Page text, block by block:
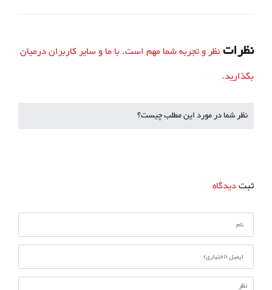
نظراتنظر و تجربه شما مهم است. با ما و سایر کاربران درمیان
بگذارید.
نظر شما در مورد این مطلب چیست؟
ثبتدیدگاه